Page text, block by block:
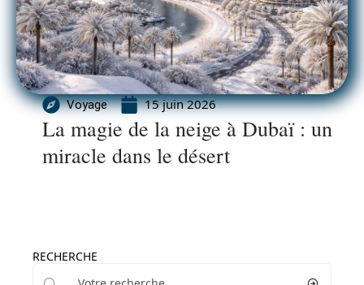
Voyage 15 juin 2026
La magie de la neige à Dubaï : un
miracle dans le désert
RECHERCHE